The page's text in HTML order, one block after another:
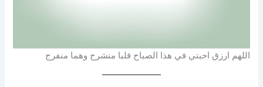
اللهم ارزق احبتي في هذا الصباح قلبا منشرح وهما منفرج